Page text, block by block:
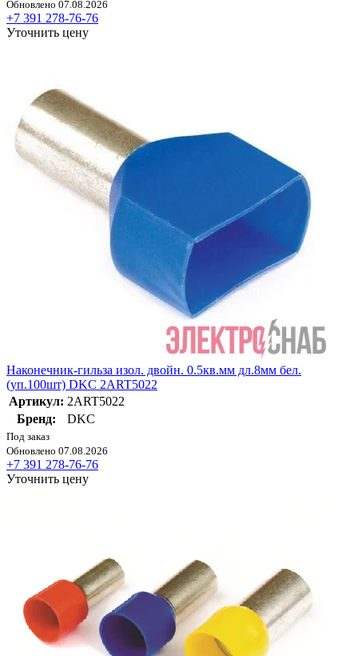
Обновлено 07.08.2026
+7 391 278-76-76
Уточнить цену
Наконечник-гильза изол. двойн. 0.5кв.мм дл.8мм бел.
(уп.100шт) DKC 2ART5022
Артикул: 2ART5022
Бренд:
DKC
Под заказ
Обновлено 07.08.2026
+7 391 278-76-76
Уточнить цену